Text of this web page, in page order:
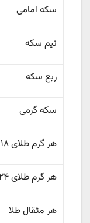
سکه امامی
نیم سکه
ربع سکه
سکه گرمی
هر گرم طلای ۱۸ عیار
هر گرم طلای ٢۴ عیار
هر مثقال طلا